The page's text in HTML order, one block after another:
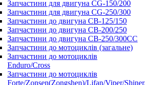
Запчастини для двигуна CG-150/200
Запчастини для двигуна CG-250/300
Запчастини до двигуна CB-125/150
Запчастини до двигуна CB-200/250
Запчастини до двигуна CB-250/300СС
Запчастини до мотоциклів (загальне)
Запчастини до мотоциклів
Enduro/Cross
Запчастини до мотоциклів
Forte/Zonsen(Zongshen)/Lifan/Viper/